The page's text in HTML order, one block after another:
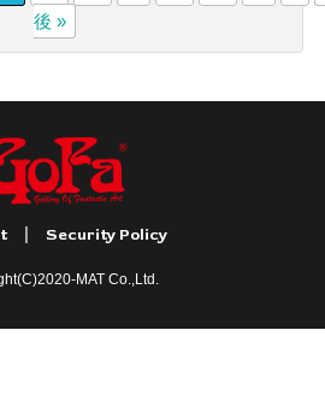
後 »
| Security Policy
MAT Co.,Ltd.